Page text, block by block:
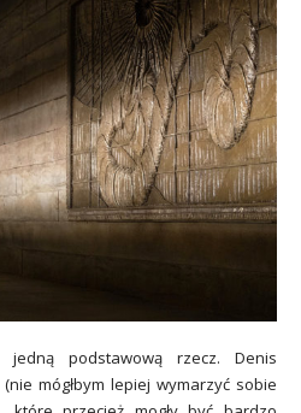
jedną podstawową rzecz. Denis
mógłbym lepiej wymarzyć sobie